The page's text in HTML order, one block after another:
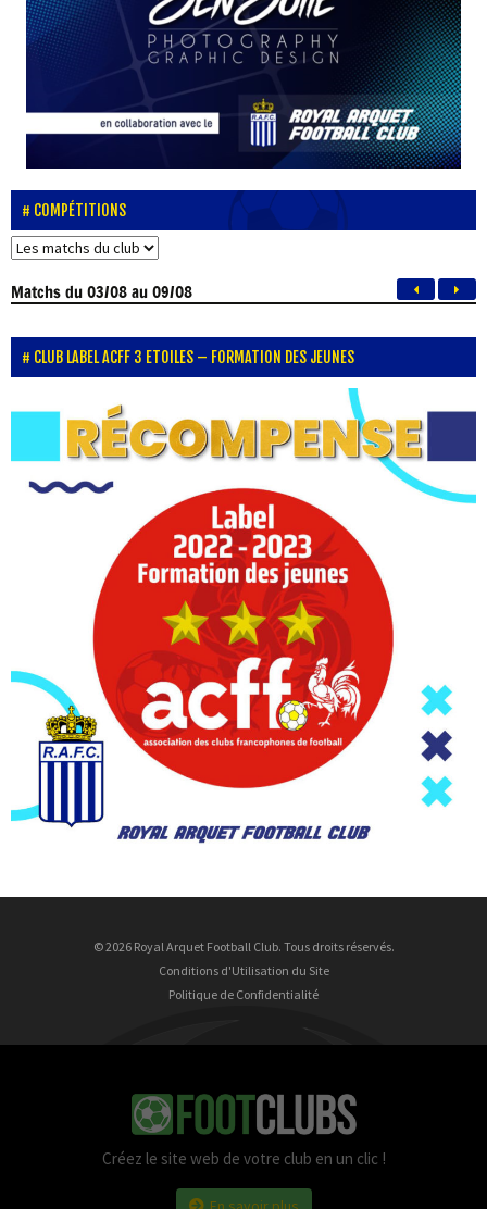
COMPÉTITIONS
Matchsdu 03/08 au 09/08
CLUB LABEL ACFF 3 ETOILES – FORMATION DES JEUNES
© 2026 Royal Arquet Football Club. Tous droits réservés.
Conditions d'Utilisation du Site
Politique de Confidentialité
Créez le site web de votre club en un clic !